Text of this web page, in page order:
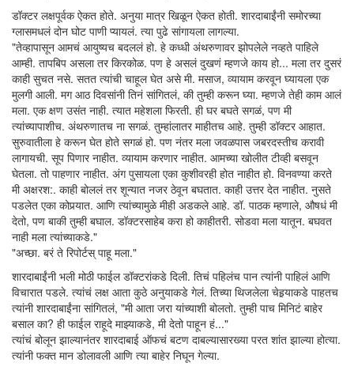
डॉक्टर लक्षपूर्वक ऐकत होते. अनुया मात्र खिळून ऐकत होती. शारदाबाईंनी समोरच्या
ग्लासमधलं दोन घोट पाणी प्यायलं. त्या पुढे सांगायला लागल्या.
"तेव्हापासून आमचं आयुष्यच बदललं हो. हे कध्धी अंथरुणावर झोपलेले नव्हते पाहिले
आम्ही. तापबिप असला तर किरकोळ. पण हे असलं दुखणं म्हणजे काय हो... मला तर दुसरं
काही सुचत नसे. सतत त्यांची चाहूल घेत असे मी. मसाज, व्यायाम करवून घ्यायला एक
मुलगी आली. मग आठ दिवसांनी तिनं सांगितलं, की तुम्ही करून घ्या. म्हणजे तेही काम आलं
मला. एक क्षण उसंत नाही. त्यात महेशला फिरती. ही घर बघते सगळं, पण मी
त्यांच्यापाशीच. अंथरुणातच ना सगळं. तुम्हांलातर माहीतच आहे. तुम्ही डॉक्टर आहात.
सुरुवातीला हे करून घेत होते सगळं हो. पण नंतर मला जवळपास जबरदस्तीच करावी
लागायची. सूप पिणार नाहीत. व्यायाम करणार नाहीत. आमच्या खोलीत टीव्ही बसवून
घेतला. तो पाहणार नाहीत. अंग पुसायला एका कुशीवरही होत नाहीत हो. विनवण्या करते
मी अक्षरश:. काही बोललं तर शून्यात नजर ठेवून बघतात. काही उत्तर देत नाहीत. नुसते
पडलेत एका कोपर्‍यात. आणि त्यांच्यामुळे मीही अडकले आहे. डॉ. पाठक म्हणाले, औषधं मी
देतो, पण बाकी तुम्ही बघाल. डॉक्टरसाहेब करा हो काहीतरी. सोडवा मला यातून. बघवत
नाही मला त्यांच्याकडे."
"अच्छा. बरं ते रिपोर्टस् पाहू मला."
शारदाबाईंनी भली मोठी फाईल डॉक्टरांकडे दिली. तिचं पहिलंच पान त्यांनी पाहिलं आणि
विचारात पडले. त्यांचं लक्ष आता कुठे अनुयाकडे गेलं. तिच्या थिजलेला चेहर्‍याकडे पाहतच
त्यांनी शारदाबाईंना सांगितलं, "मी आता जरा यांच्याशी बोलतो. तुम्ही पाच मिनिटं बाहेर
बसाल का? ही फाईल राहूदे माझ्याकडे, मी देतो पाहून हं..."
त्यांचं बोलून झाल्यानंतर शारदाबाई ऑफचं बटण दाबल्यासारख्या परत शांत झाल्या होत्या.
त्यांनी फक्त मान डोलावली आणि त्या बाहेर निघून गेल्या.